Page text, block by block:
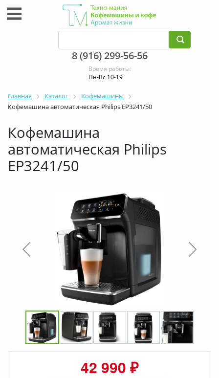
8 (916) 299-56-56
Время работы:
Пн-Вс 10-19
Главная Каталог
Кофемашины
Кофемашина автоматическая Philips EP3241/50
Кофемашина
автоматическая Philips
EP3241/50
42 990 ₽